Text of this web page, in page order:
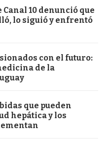
10 denunció que
lo siguió y enfrentó
con el futuro:
de la
que pueden
hepática y los